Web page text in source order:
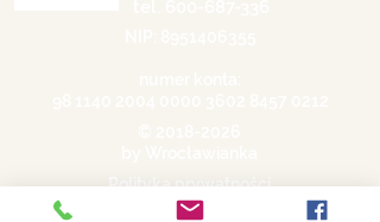
Polityka prywatności